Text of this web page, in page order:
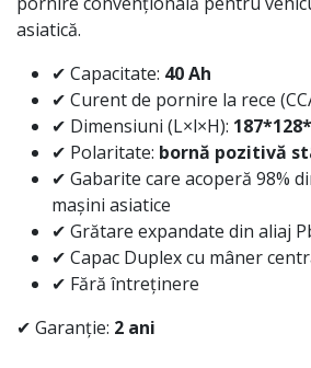
asiatică.
✔ Capacitate: 40 Ah
✔ Curent de pornire la rece
✔ Dimensiuni (L×l×H):
✔ Polaritate: bornă pozitivă
✔ Gabarite care acoperă 98%
mașini asiatice
✔ Grătare expandate din aliaj
✔ Capac Duplex cu mâner
✔ Fără întreținere
✔ Garanție: 2 ani